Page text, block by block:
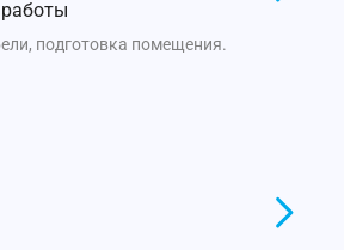
подготовка помещения.